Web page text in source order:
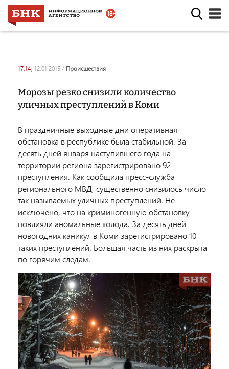
17:14, 12.01.2015 / происшествия
Морозы резко снизили количество
уличных преступлений в Коми
В праздничные выходные дни оперативная
обстановка в республике была стабильной. За
десять дней января наступившего года на
территории региона зарегистрировано 92
преступления. Как сообщила пресс-служба
регионального МВД, существенно снизилось число
так называемых уличных преступлений. Не
исключено, что на криминогенную обстановку
повлияли аномальные холода. За десять дней
новогодних каникул в Коми зарегистрировано 10
таких преступлений. Большая часть из них раскрыта
по горячим следам.